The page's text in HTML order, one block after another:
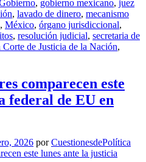
, gobierno mexicano, juez
, lavado de dinero, mecanismo
, México, órgano jurisdiccional,
, resolución judicial, secretaria de
Corte de Justicia de la Nación,
comparecen este
federal de EU en
2026 porCuestionesdePolítica